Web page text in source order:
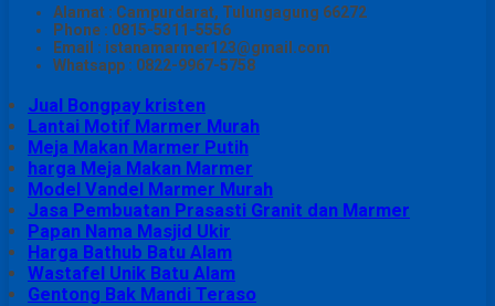
Alamat : Campurdarat, Tulungagung 66272
Phone : 0815-5311-5556
Email : istanamarmer123@gmail.com
Whatsapp : 0822-9967-5758
Jual Bongpay kristen
Lantai Motif Marmer Murah
Meja Makan Marmer Putih
harga Meja Makan Marmer
Model Vandel Marmer Murah
Jasa Pembuatan Prasasti Granit dan Marmer
Papan Nama Masjid Ukir
Harga Bathub Batu Alam
Wastafel Unik Batu Alam
Gentong Bak Mandi Teraso